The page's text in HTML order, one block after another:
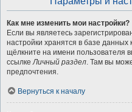
Как мне изменить мои настройки?
Если вы являетесь
настройки хранятся в базе
щёлкните на имени пользователя
ссылкеЛичный раздел. Там вы
предпочтения.
Вернуться к началу